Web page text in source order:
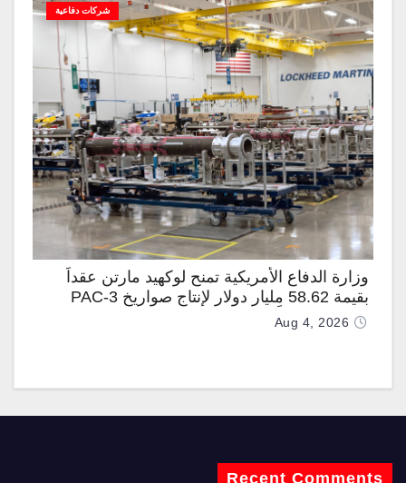
شركات دفاعية
وزارة الدفاع الأمريكية تمنح لوكهيد مارتن عقداً
بقيمة 58.62 مليار دولار لإنتاج صواريخ PAC-3
المطوّرة دعماً لـ “ترسانة الحرية”
Aug 4, 2026
Recent Comments